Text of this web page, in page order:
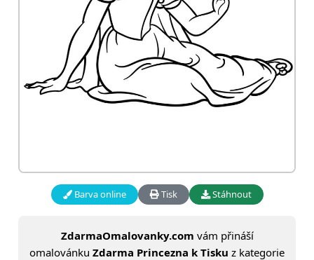
Barva online Tisk Stáhnout
ZdarmaOmalovanky.com vám přináší
omalovánku Zdarma Princezna k Tisku z kategorie